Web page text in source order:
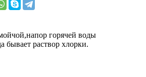
горячей воды
бывает раствор хлорки.